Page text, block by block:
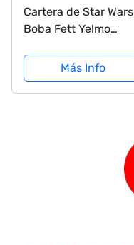
Cartera de Star Wars
Boba Fett Yelmo
Más Info